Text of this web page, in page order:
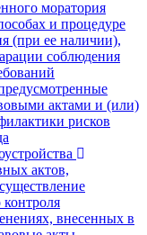
моратория
и процедуре
(при ее наличии),
соблюдения
актами и (или)
рисков
актов,
внесенных в